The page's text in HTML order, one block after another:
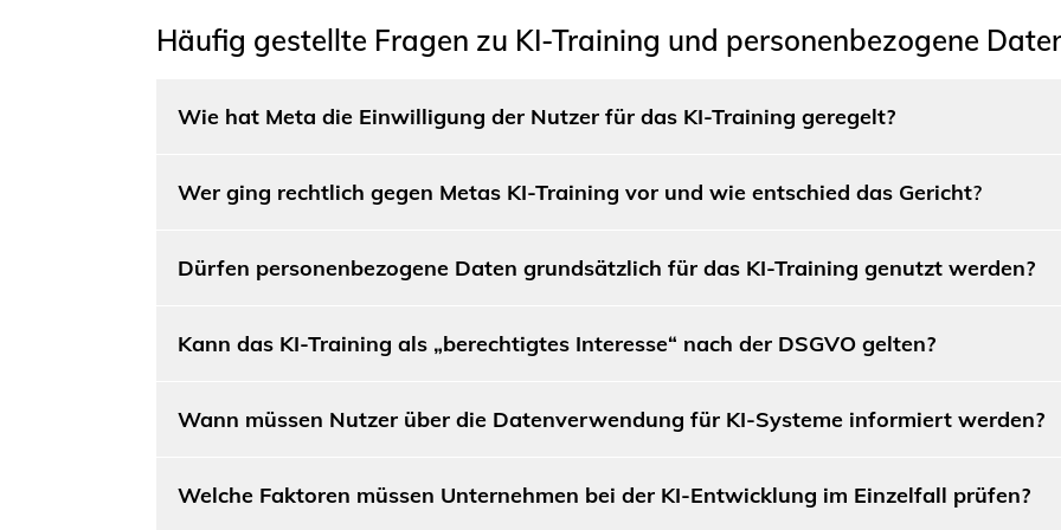
Häufig gestellte Fragen zu KI-Training und personenbezogene
Wie hat Meta die Einwilligung der Nutzer für das KI-Training geregelt?
Wer ging rechtlich gegen Metas KI-Training vor und wie entschied das Gericht?
Dürfen personenbezogene Daten grundsätzlich für das KI-Training genutzt werden?
Kann das KI-Training als „berechtigtes Interesse“ nach der DSGVO gelten?
Wann müssen Nutzer über die Datenverwendung für KI-Systeme informiert werden?
Welche Faktoren müssen Unternehmen bei der KI-Entwicklung im Einzelfall prüfen?